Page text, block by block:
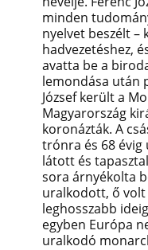
minden
nyelvet beszélt –
hadvezetéshez,
avatta be a
lemondása után
József került a
Magyarország
koronázták. A
trónra és 68
látott és
sora árnyékolta
uralkodott, ő
leghosszabb
egyben Európa
uralkodó